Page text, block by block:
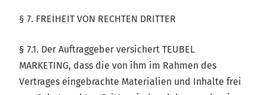
§ 7. FREIHEIT VON RECHTEN DRITTER
§ 7.1. Der Auftraggeber versichert TEUBEL
MARKETING, dass die von ihm im Rahmen des
Vertrages eingebrachte Materialien und Inhalte frei